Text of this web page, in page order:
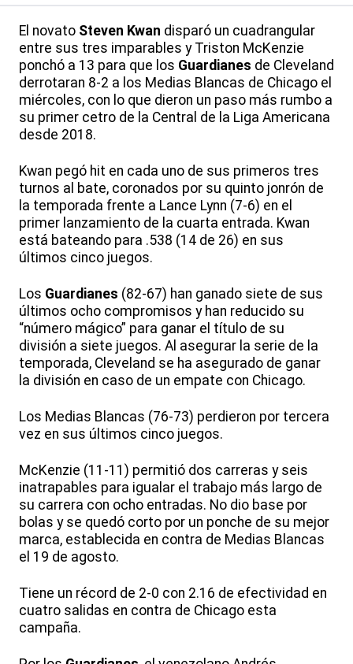
El novato Steven Kwan disparó un cuadrangular
entre sus tres imparables y Triston McKenzie
ponchó a 13 para que los Guardianes de Cleveland
derrotaran 8-2 a los Medias Blancas de Chicago el
miércoles, con lo que dieron un paso más rumbo a
su primer cetro de la Central de la Liga Americana
desde 2018.
Kwan pegó hit en cada uno de sus primeros tres
turnos al bate, coronados por su quinto jonrón de
la temporada frente a Lance Lynn (7-6) en el
primer lanzamiento de la cuarta entrada. Kwan
está bateando para .538 (14 de 26) en sus
últimos cinco juegos.
Los Guardianes (82-67) han ganado siete de sus
últimos ocho compromisos y han reducido su
“número mágico” para ganar el título de su
división a siete juegos. Al asegurar la serie de la
temporada, Cleveland se ha asegurado de ganar
la división en caso de un empate con Chicago.
Los Medias Blancas (76-73) perdieron por tercera
vez en sus últimos cinco juegos.
McKenzie (11-11) permitió dos carreras y seis
inatrapables para igualar el trabajo más largo de
su carrera con ocho entradas. No dio base por
bolas y se quedó corto por un ponche de su mejor
marca, establecida en contra de Medias Blancas
el 19 de agosto.
Tiene un récord de 2-0 con 2.16 de efectividad en
cuatro salidas en contra de Chicago esta
campaña.